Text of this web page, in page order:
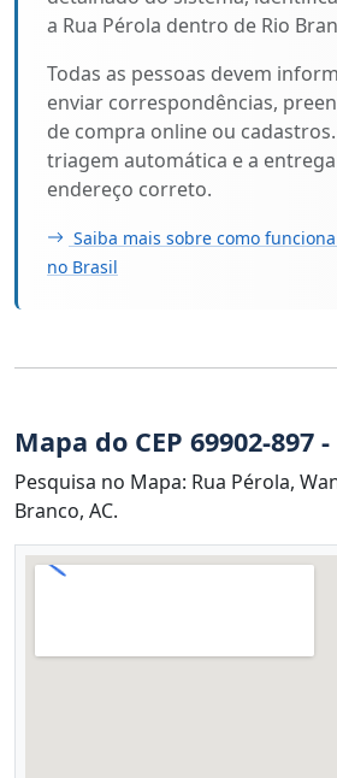
a Rua Pérola dentro de Rio
Todas as pessoas devem
enviar correspondências,
de compra online ou
triagem automática e a
endereço correto.
Saiba mais sobre como
no Brasil
Mapa do CEP 69902-897
Pesquisa no Mapa: Rua Pérola,
Branco, AC.